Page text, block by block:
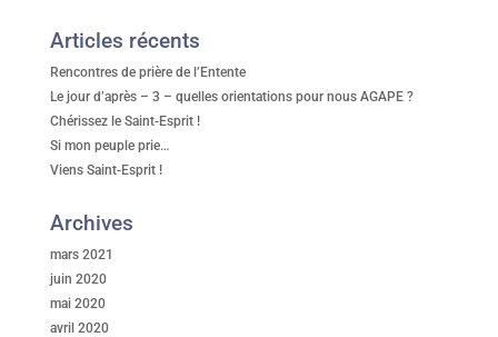
Articles récents
Rencontres de prière de l’Entente
Le jour d’après – 3 – quelles orientations pour nous AGAPE ?
Chérissez le Saint-Esprit !
Si mon peuple prie…
Viens Saint-Esprit !
Archives
mars 2021
juin 2020
mai 2020
avril 2020